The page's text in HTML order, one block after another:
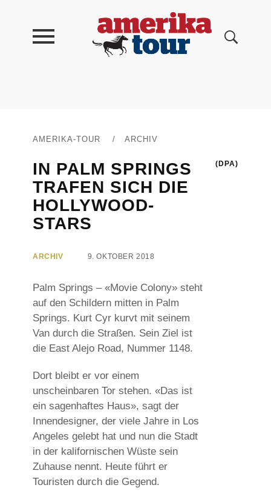
AMERIKA-TOUR / ARCHIV
IN PALM SPRINGS
TRAFEN SICH DIE
HOLLYWOOD-
STARS
(DPA)
ARCHIV 9. OKTOBER 2018
Palm Springs – «Movie Colony» steht
auf den Schildern mitten in Palm
Springs. Kurt Cyr kurvt mit seinem
Van durch die Straßen. Sein Ziel ist
die East Alejo Road, Nummer 1148.
Dort bleibt er vor einem
unscheinbaren Tor stehen. «Das ist
ein sagenhaftes Haus», sagt der
Innendesigner, der viele Jahre in Los
Angeles gelebt hat und nun die Stadt
in der kalifornischen Wüste sein
Zuhause nennt. Heute führt er
Touristen durch die Gegend.